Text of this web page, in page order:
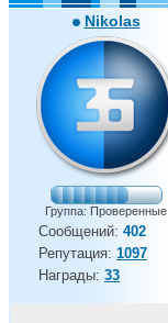
Nikolas
Группа: Проверенные
Сообщений: 402
Репутация: 1097
Награды: 33